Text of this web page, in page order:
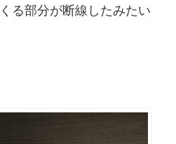
る部分が断線したみたい